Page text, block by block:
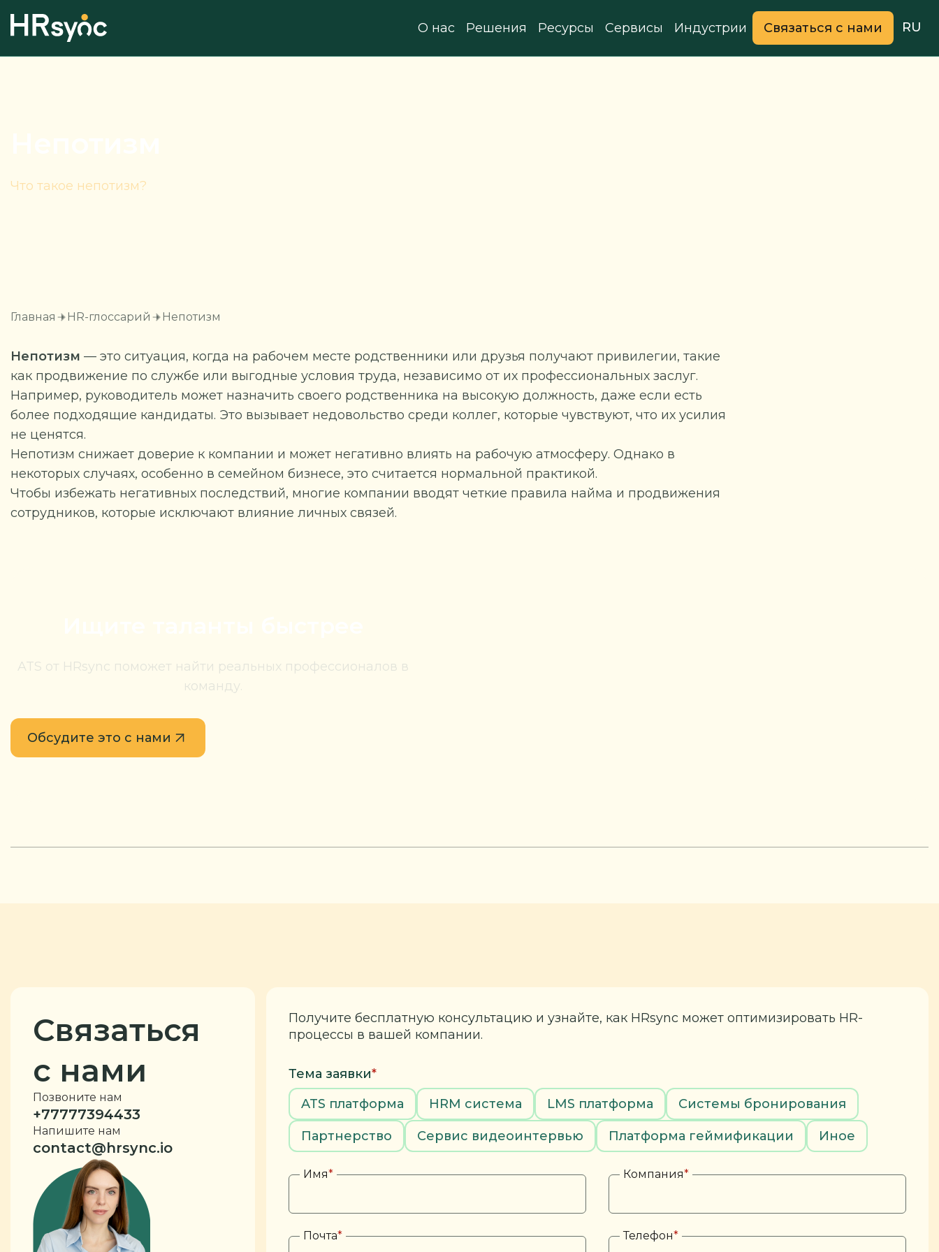
О нас Решения Ресурсы Сервисы Индустрии Связаться с нами RU
Что такое непотизм?
Главная HR-глоссарий Непотизм
Непотизм — это ситуация, когда на рабочем месте родственники или друзья получают привилегии, такие
как продвижение по службе или выгодные условия труда, независимо от их профессиональных заслуг.
Например, руководитель может назначить своего родственника на высокую должность, даже если есть
более подходящие кандидаты. Это вызывает недовольство среди коллег, которые чувствуют, что их усилия
не ценятся.
Непотизм снижает доверие к компании и может негативно влиять на рабочую атмосферу. Однако в
некоторых случаях, особенно в семейном бизнесе, это считается нормальной практикой.
Чтобы избежать негативных последствий, многие компании вводят четкие правила найма и продвижения
сотрудников, которые исключают влияние личных связей.
ATS от HRsync поможет найти реальных профессионалов в
команду.
Обсудите это с нами
Связаться
с нами
Позвоните нам
+77777394433
Напишите нам
contact@hrsync.io
Получите бесплатную консультацию и узнайте, как HRsync может оптимизировать HR-
процессы в вашей компании.
Тема заявки*
ATS платформа
HRM система LMS платформа Системы бронирования
Партнерство Сервис видеоинтервью Платформа геймификации Иное
Имя* Компания*
Почта* Телефон*